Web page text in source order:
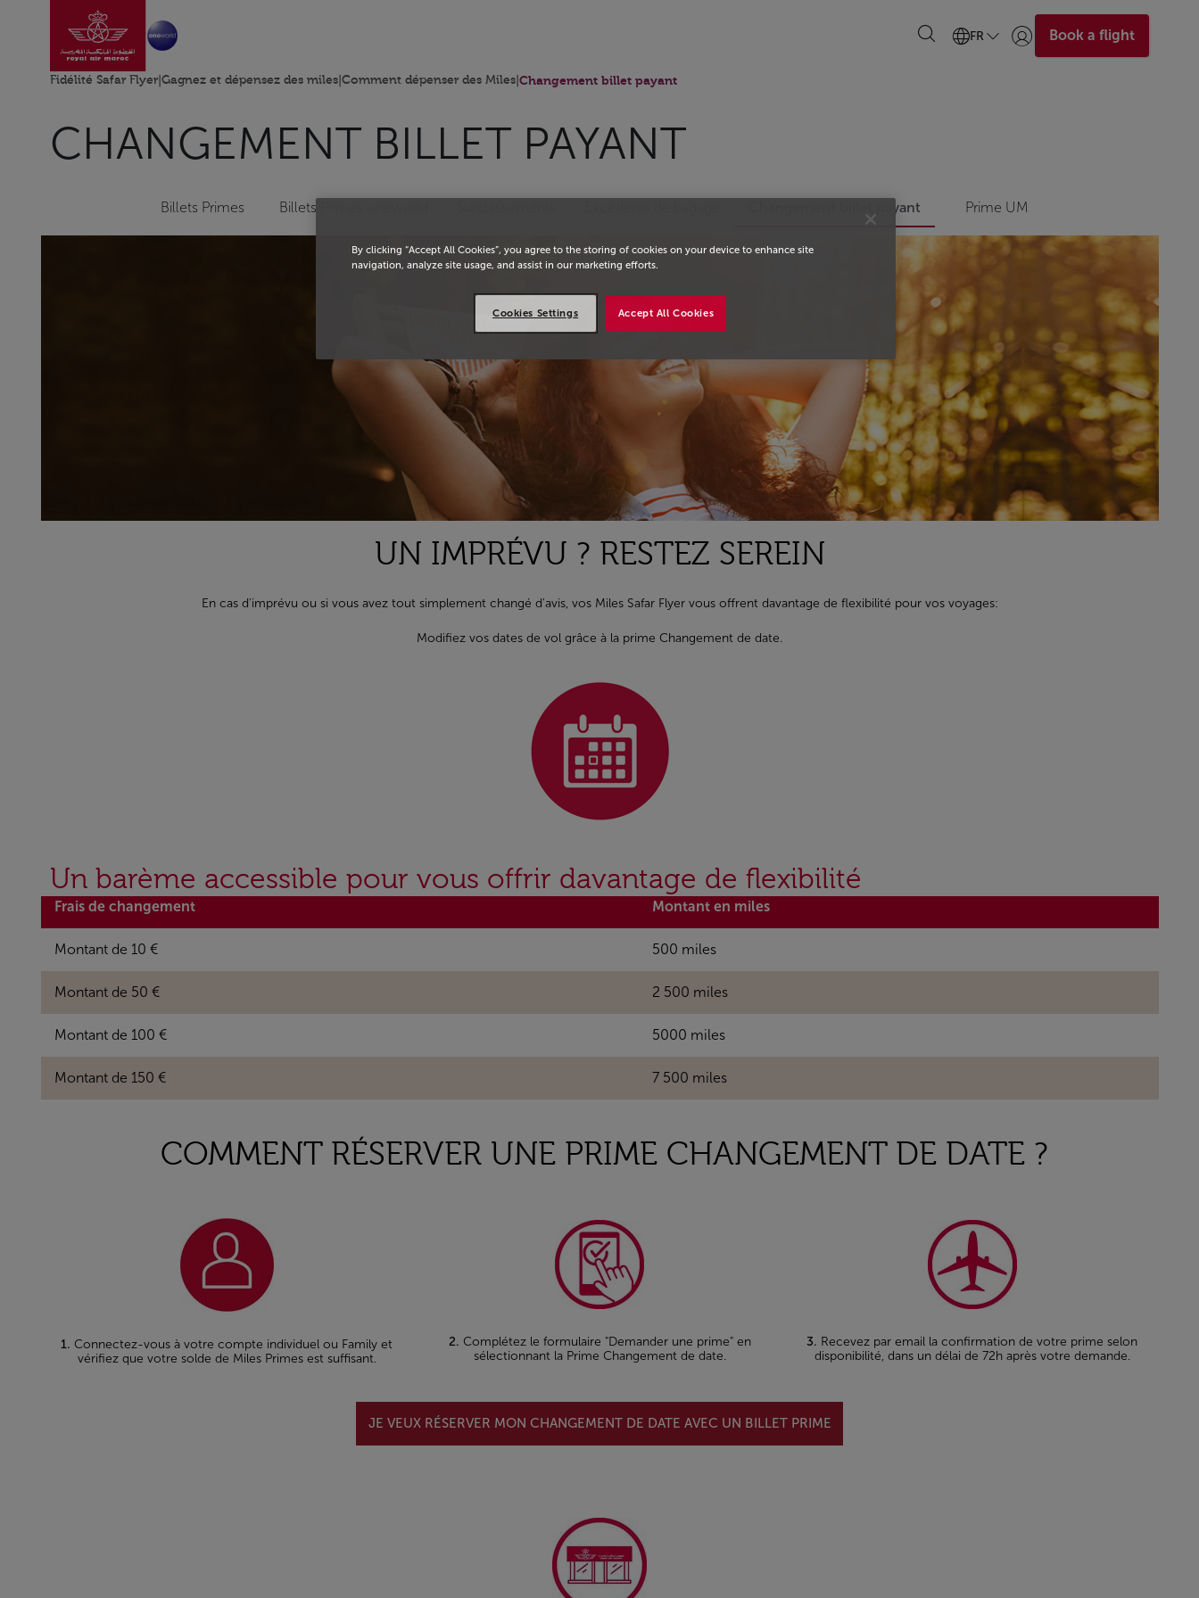
Saut au contenu principal
Aller à la page accueil FR Se connecter | S’inscrire)
Book a flight
Fidélité Safar Flyer Gagnez et dépensez des miles Comment dépenser des Miles Changement billet payant
CHANGEMENT BILLET PAYANT
Billets Primes Billets Primes oneworld Changement billet payant Prime UM
UN IMPRÉVU ? RESTEZ SEREIN
En cas d'imprévu ou si vous avez tout simplement changé d'avis, vos Miles Safar Flyer vous offrent davantage de flexibilité pour vos voyages:
Modifiez vos dates de vol grâce à la prime Changement de date.
Un barème accessible pour vous offrir davantage de flexibilité
Frais de changement Montant en miles
Montant de 10 € 500 miles
Montant de 50 € 2 500 miles
Montant de 100 € 5000 miles
Montant de 150 € 7 500 miles
COMMENT RÉSERVER UNE PRIME CHANGEMENT DE DATE ?
1. Connectez-vous à votre compte individuel ou Family et
vérifiez que votre solde de Miles Primes est suffisant.
2. Complétez le formulaire "Demander une prime" en
sélectionnant la Prime Changement de date.
3. Recevez par email la confirmation de votre prime selon
disponibilité, dans un délai de 72h après votre demande.
JE VEUX RÉSERVER MON CHANGEMENT DE DATE AVEC UN BILLET PRIME
By clicking “Accept All Cookies”, you agree to the storing of cookies on your device to enhance site
navigation, analyze site usage, and assist in our marketing efforts.
Accept All Cookies
Cookies Settings